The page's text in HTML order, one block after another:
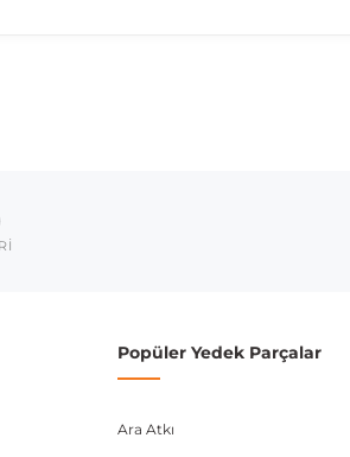
veya şasi numarası ile uyumluluğu kontrol
Popüler Yedek Parçalar
Ara Atkı